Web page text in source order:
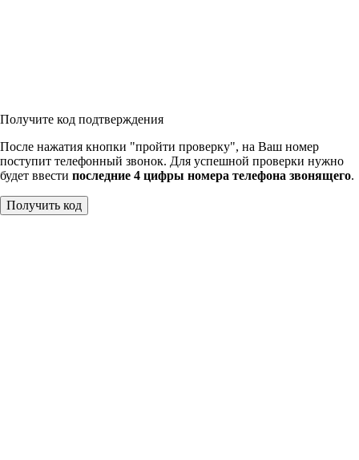
Получите код подтверждения
После нажатия кнопки "пройти проверку", на Ваш номер
поступит телефонный звонок. Для успешной проверки нужно
будет ввести последние 4 цифры номера телефона звонящего.
Получить код